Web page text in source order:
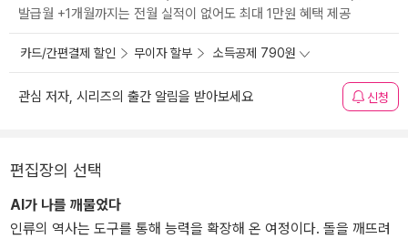
발급월 +1개월까지는 전월 실적이 없어도 최대 1만원 혜택 제공
카드/간편결제 할인 무이자 할부 소득공제 790원
관심 저자, 시리즈의 출간 알림을 받아보세요 신청
편집장의 선택
AI가 나를 깨물었다
인류의 역사는 도구를 통해 능력을 확장해 온 여정이다. 돌을 깨뜨려